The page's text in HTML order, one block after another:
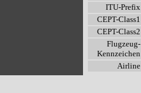
ITU-Prefix
CEPT-Class1
CEPT-Class2
Flugzeug-
Kennzeichen
Airline